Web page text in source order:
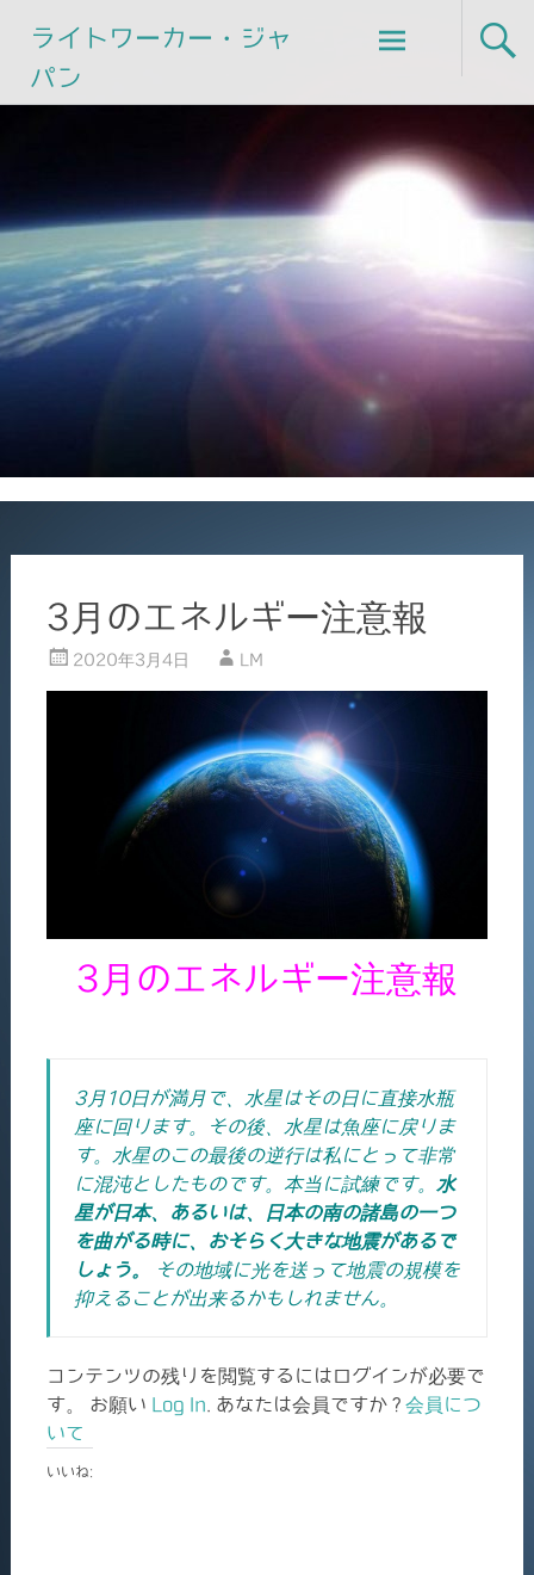
ライトワーカー・ジャ
パン
Skip
to
3月のエネルギー注意報
2020年3月4日 LM
3月のエネルギー注意報
3月10日が満月で、水星はその日に直接水瓶
座に回ります。その後、水星は魚座に戻りま
す。水星のこの最後の逆行は私にとって非常
に混沌としたものです。本当に試練です。 水
星が日本、あるいは、日本の南の諸島の一つ
を曲がる時に、おそらく大きな地震があるで
しょう。
その地域に光を送って地震の規模を
抑えることが出来るかもしれません。
コンテンツの残りを閲覧するにはログインが必要で
す。 お願い Log In . あなたは会員ですか ? 会員につ
いて
いいね: